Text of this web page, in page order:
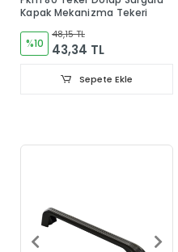
Kapak Mekanizma Tekeri
%10
48,15 TL
43,34 TL
Sepete Ekle